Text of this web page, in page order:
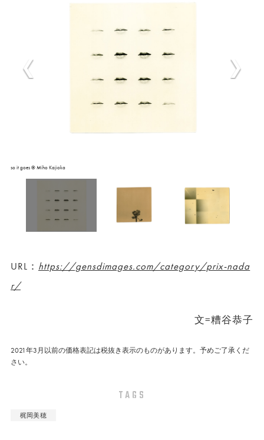
so it goes © Miho Kajioka
URL： https://gensdimages.com/category/prix-nada
r/
文=糟谷恭子
2021年3月以前の価格表記は税抜き表示のものがあります。予めご了承くだ
さい。
TAGS
梶岡美穂